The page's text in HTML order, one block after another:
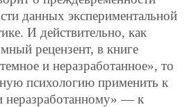
данных экспериментальной
И действительно, как
рецензент, в книге
и неразработанное», то
психологию применить к
неразработанному» — к